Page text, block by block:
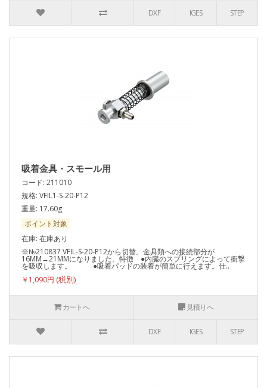
DXF IGES STEP
吸着金具・スモール用
コード: 211010
規格: VFIL1-S-20-P12
重量: 17.60g
ポイント対象
在庫: 在庫あり
※№210837 VFIL-S-20-P12から切替。金具類への接続部分が
16MM→21MMになりました。特徴 ●内臓のスプリングによって衝撃
を吸収します。 ●吸着パッドの装着が簡単に行えます。仕..
￥1,090円
カートへ 見積りへ
DXF IGES STEP